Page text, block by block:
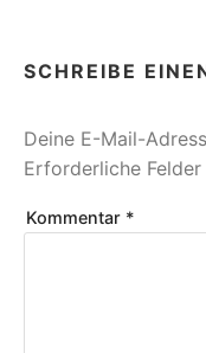
SCHREIBE
Deine E-Mail-
Erforderliche
Kommentar *